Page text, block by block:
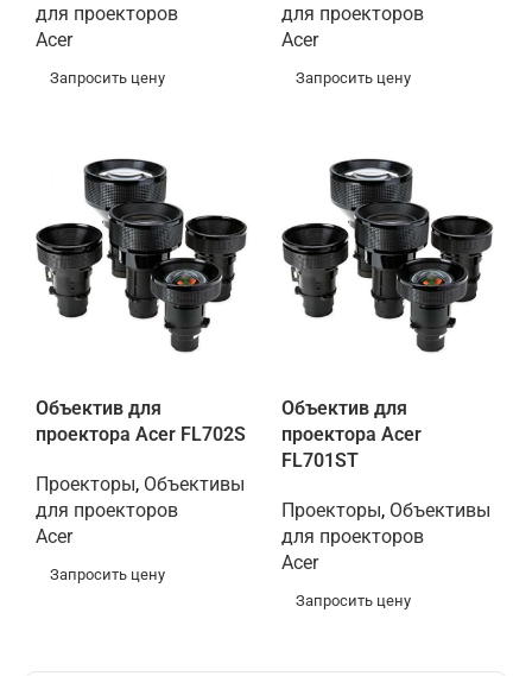
для проекторов
Acer
Запросить цену
для проекторов
Acer
Запросить цену
Объектив для
проектора Acer FL702S
Проекторы, Объективы
для проекторов
Acer
Запросить цену
Объектив для
проектора Acer
FL701ST
Проекторы, Объективы
для проекторов
Acer
Запросить цену